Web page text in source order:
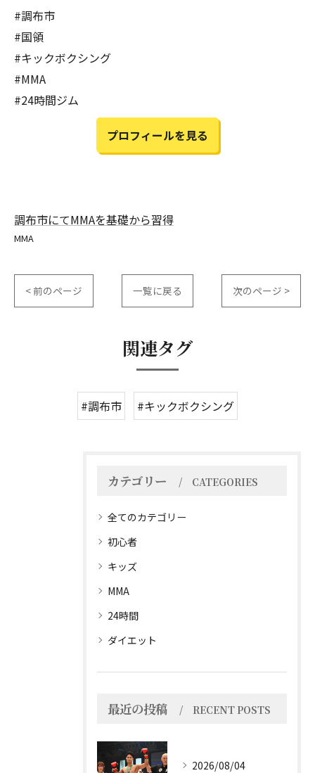
#調布市
#国領
#キックボクシング
#MMA
#24時間ジム
プロフィールを見る
調布市にてMMAを基礎から習得
MMA
< 前のページ 一覧に戻る 次のページ >
関連タグ
#調布市 #キックボクシング
カテゴリー CATEGORIES
全てのカテゴリー
初心者
キッズ
MMA
24時間
ダイエット
最近の投稿 RECENT POSTS
2026/08/04